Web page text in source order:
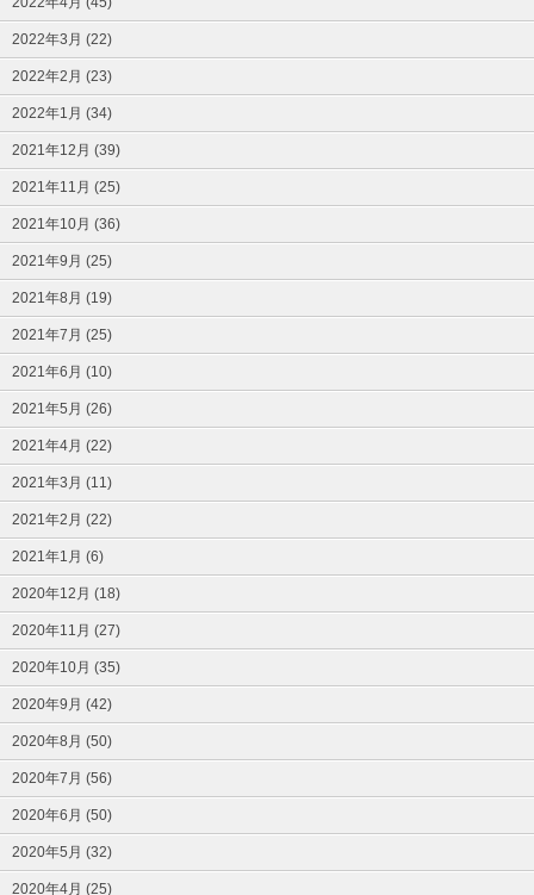
2022年3月 (22)
2022年2月 (23)
2022年1月 (34)
2021年12月 (39)
2021年11月 (25)
2021年10月 (36)
2021年9月 (25)
2021年8月 (19)
2021年7月 (25)
2021年6月 (10)
2021年5月 (26)
2021年4月 (22)
2021年3月 (11)
2021年2月 (22)
2021年1月 (6)
2020年12月 (18)
2020年11月 (27)
2020年10月 (35)
2020年9月 (42)
2020年8月 (50)
2020年7月 (56)
2020年6月 (50)
2020年5月 (32)
2020年4月 (25)